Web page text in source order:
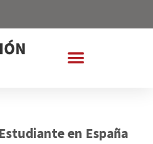
en España